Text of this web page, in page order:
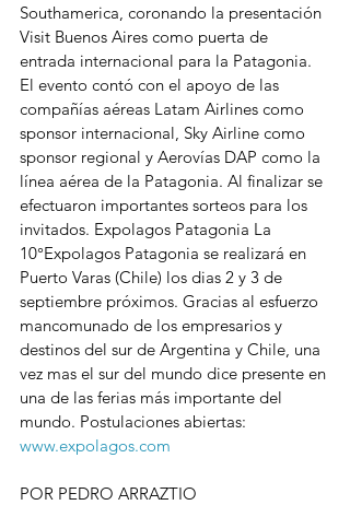
Southamerica, coronando la presentación
Visit Buenos Aires como puerta de
entrada internacional para la Patagonia.
El evento contó con el apoyo de las
compañías aéreas Latam Airlines como
sponsor internacional, Sky Airline como
sponsor regional y Aerovías DAP como la
línea aérea de la Patagonia. Al finalizar se
efectuaron importantes sorteos para los
invitados. Expolagos Patagonia La
10°Expolagos Patagonia se realizará en
Puerto Varas (Chile) los dias 2 y 3 de
septiembre próximos. Gracias al esfuerzo
mancomunado de los empresarios y
destinos del sur de Argentina y Chile, una
vez mas el sur del mundo dice presente en
una de las ferias más importante del
mundo. Postulaciones abiertas:
www.expolagos.com
POR PEDRO ARRAZTIO